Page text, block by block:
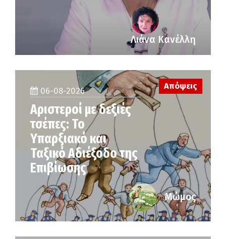
Λιάνα Κανέλλη
06-08-2026
Αριστεροί με δεξιές
τσέπες: Το
Υπαρξιακό και
Ταξικό Αδιέξοδο της
Επιβίωσης
Απόψεις
Μώμος